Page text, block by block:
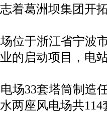
着葛洲坝集团开
位于浙江省宁波
的启动项目，电
场33套塔筒制造
两座风电场共